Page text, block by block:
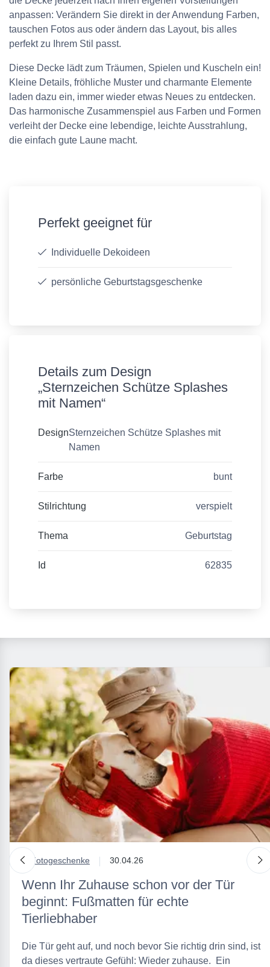
anpassen: Verändern Sie direkt in der Anwendung Farben,
tauschen Fotos aus oder ändern das Layout, bis alles
perfekt zu Ihrem Stil passt.
Diese Decke lädt zum Träumen, Spielen und Kuscheln ein!
Kleine Details, fröhliche Muster und charmante Elemente
laden dazu ein, immer wieder etwas Neues zu entdecken.
Das harmonische Zusammenspiel aus Farben und Formen
verleiht der Decke eine lebendige, leichte Ausstrahlung,
die einfach gute Laune macht.
Perfekt geeignet für
Individuelle Dekoideen
persönliche Geburtstagsgeschenke
Details zum Design
„Sternzeichen Schütze Splashes
mit Namen“
DesignSternzeichen Schütze Splashes mit
Namen
Farbe bunt
Stilrichtung verspielt
Thema Geburtstag
Id 62835
nach links
in Fotogeschenke 30.04.26
Wenn Ihr Zuhause schon vor der Tür
beginnt: Fußmatten für echte
Tierliebhaber
Die Tür geht auf, und noch bevor Sie richtig drin sind, ist
da dieses vertraute Gefühl: Wieder zuhause. Ein